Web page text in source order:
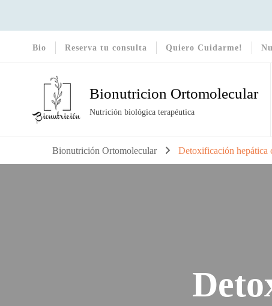
Bio Reserva tu consulta Quiero Cuidarme!
Bionutricion Ortomolecular
Nutrición biológica terapéutica
Bionutrición Ortomolecular Detoxificación